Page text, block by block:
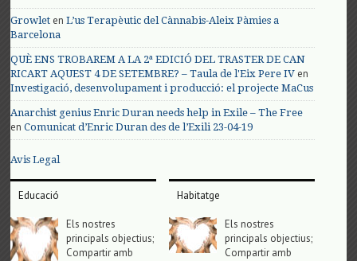
Growlet enL’us Terapèutic del Cànnabis-Aleix Pàmies a
Barcelona
QUÈ ENS TROBAREM A LA 2ª EDICIÓ DEL TRASTER DE CAN
RICART AQUEST 4 DE SETEMBRE? – Taula de l'Eix Pere IV en
Investigació, desenvolupament i producció: el projecte MaCus
Anarchist genius Enric Duran needs help in Exile – The Free
enComunicat d’Enric Duran des de l’Exili 23-04-19
Avis Legal
Educació
Els nostres
principals objectius;
Compartir amb
Habitatge
Els nostres
principals objectius;
Compartir amb